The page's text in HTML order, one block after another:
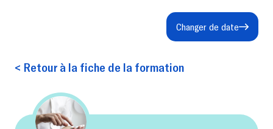
Changer de date
< Retour à la fiche de la formation